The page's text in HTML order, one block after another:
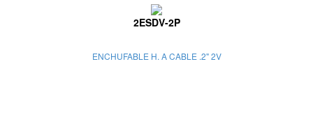
2ESDV-2P
ENCHUFABLE H. A CABLE .2" 2V